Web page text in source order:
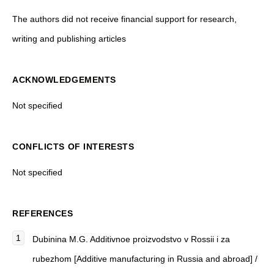
The authors did not receive financial support for research,
writing and publishing articles
ACKNOWLEDGEMENTS
Not specified
CONFLICTS OF INTERESTS
Not specified
REFERENCES
Dubinina M.G. Additivnoe proizvodstvo v Rossii i za
rubezhom [Additive manufacturing in Russia and abroad] /